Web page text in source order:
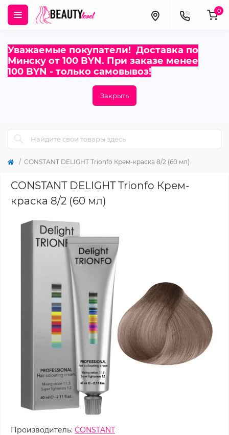
Уважаемые покупатели! Доставка по
Минску от 100 BYN. При заказе менее
100 BYN - только самовывоз!
Закрыть
0
CONSTANT DELIGHT Trionfo Крем-краска 8/2 (60 мл)
CONSTANT DELIGHT Trionfo Крем-
краска 8/2 (60 мл)
Производитель: CONSTANT